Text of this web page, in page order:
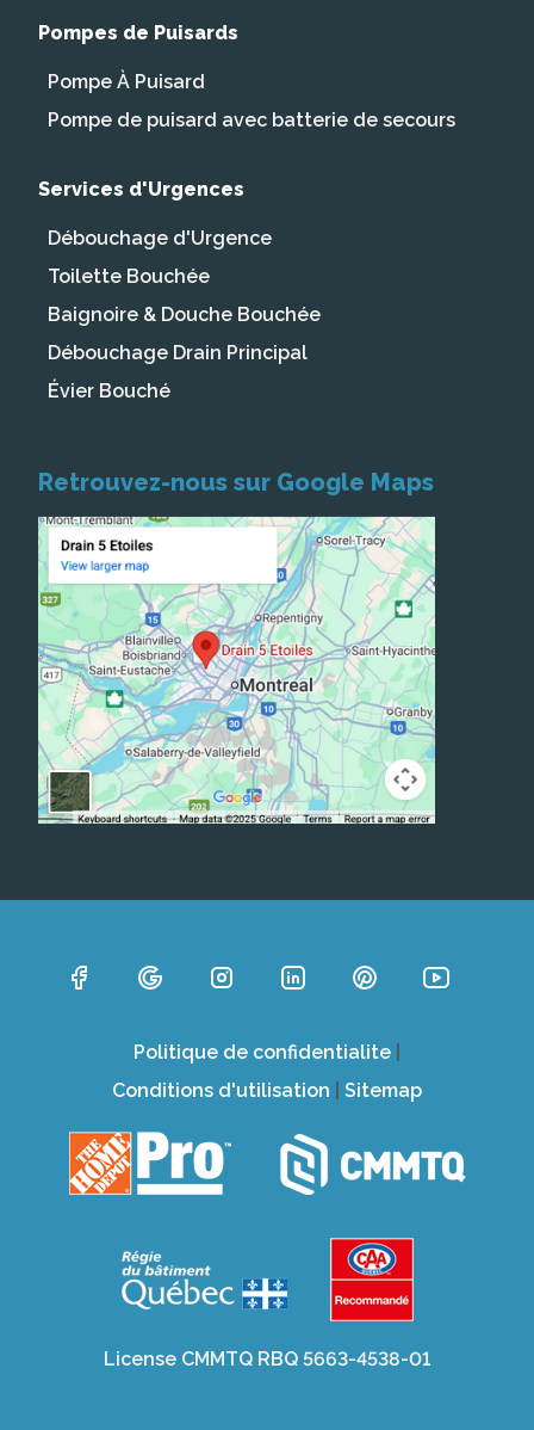
Pompes de Puisards
Pompe À Puisard
Pompe de puisard avec batterie de secours
Services d'Urgences
Débouchage d'Urgence
Toilette Bouchée
Baignoire & Douche Bouchée
Débouchage Drain Principal
Évier Bouché
Retrouvez-nous sur Google Maps
Politique de confidentialite
Conditions d'utilisation
Sitemap
License CMMTQ RBQ 5663-4538-01